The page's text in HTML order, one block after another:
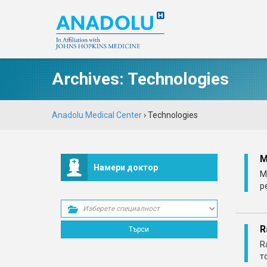
Archives:Technologies
Anadolu Medical Center›Technologies
Намери доктор